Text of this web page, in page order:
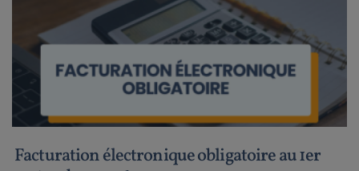
Facturation électronique obligatoire au 1er